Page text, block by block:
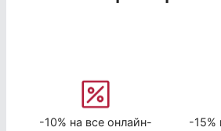
-10% на все онлайн-
-15%